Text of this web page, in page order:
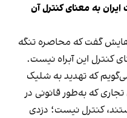
به معنای کنترل آن
گفت که محاصره تنگه
کنترل این آبراه نیست.
که تهدید به شلیک
که به‌طور قانونی در
کنترل نیست؛ دزدی